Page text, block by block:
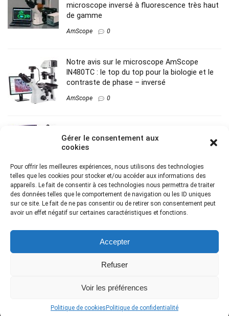
Gérer le consentement aux
cookies
Pour offrir les meilleures expériences, nous utilisons des technologies
telles que les cookies pour stocker et/ou accéder aux informations des
appareils. Le fait de consentir à ces technologies nous permettra de traiter
des données telles que le comportement de navigation ou les ID uniques
sur ce site. Le fait de ne pas consentir ou de retirer son consentement peut
avoir un effet négatif sur certaines caractéristiques et fonctions.
Accepter
Refuser
Voir les préférences
Politique de cookies Politique de confidentialité
microscope inversé à fluorescence très haut
de gamme
AmScope 0
Notre avis sur le microscope AmScope
IN480TC : le top du top pour la biologie et le
contraste de phase – inversé
AmScope 0
WM
Notre avis dur le microscope AmScope
M158C-E-1
2023 - Meilleurs-microscopes.fr - Tous droits réservés.
Politique de confidentialité-Politique de cookies
remplissant les conditions requises.